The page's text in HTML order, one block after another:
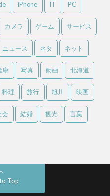
iPhone IT PC
カメラ ゲーム サービス
ニュース ネタ ネット
康 写真 動画 北海道
料理 旅行 旭川 映画
会 結婚 観光 言葉
Top